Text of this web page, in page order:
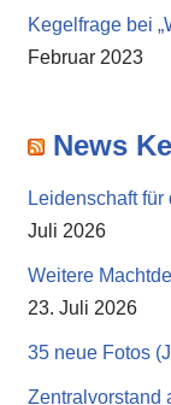
Kegelfrage bei
Februar 2023
News
Leidenschaft
Juli 2026
Weitere
23. Juli 2026
35 neue Fotos
Zentralvorstand